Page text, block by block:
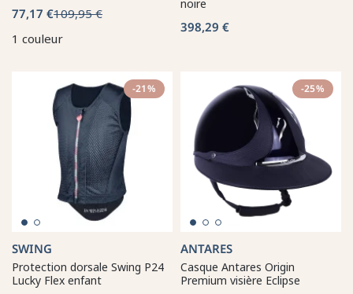
77,17 €109,95 €
1 couleur
noire
398,29 €
-21%
SWING
Protection dorsale Swing P24
Lucky Flex enfant
-25%
ANTARES
Casque Antares Origin
Premium visière Eclipse